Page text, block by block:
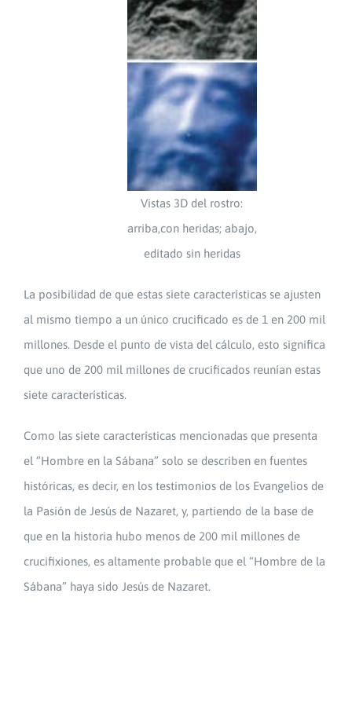
Vistas 3D del rostro:
arriba,con heridas; abajo,
editado sin heridas
La posibilidad de que estas siete características se ajusten
al mismo tiempo a un único crucificado es de 1 en 200 mil
millones. Desde el punto de vista del cálculo, esto significa
que uno de 200 mil millones de crucificados reunían estas
siete características.
Como las siete características mencionadas que presenta
el “Hombre en la Sábana” solo se describen en fuentes
históricas, es decir, en los testimonios de los Evangelios de
la Pasión de Jesús de Nazaret, y, partiendo de la base de
que en la historia hubo menos de 200 mil millones de
crucifixiones, es altamente probable que el “Hombre de la
Sábana” haya sido Jesús de Nazaret.